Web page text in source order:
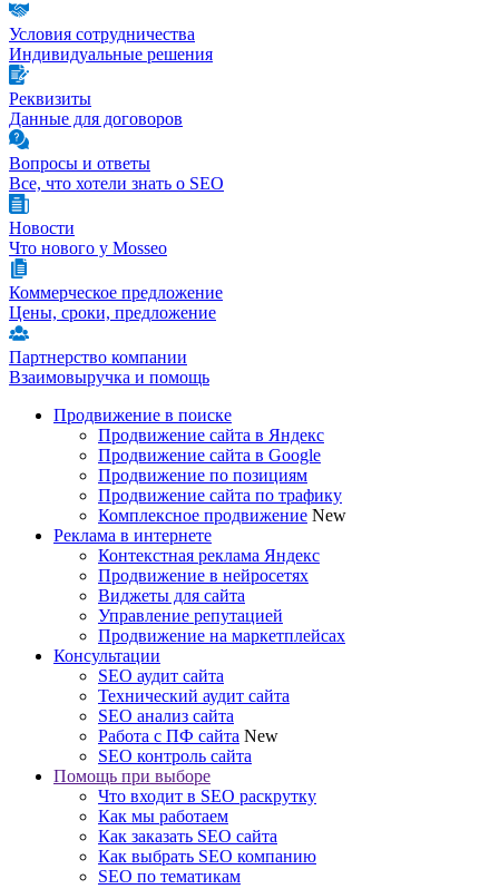
Условия сотрудничества
Индивидуальные решения
Реквизиты
Данные для договоров
Вопросы и ответы
Все, что хотели знать о SEO
Новости
Что нового у Mosseo
Коммерческое предложение
Цены, сроки, предложение
Партнерство компании
Взаимовыручка и помощь
Продвижение в поиске
Продвижение сайта в Яндекс
Продвижение сайта в Google
Продвижение по позициям
Продвижение сайта по трафику
Комплексное продвижение New
Реклама в интернете
Контекстная реклама Яндекс
Продвижение в нейросетях
Виджеты для сайта
Управление репутацией
Продвижение на маркетплейсах
Консультации
SEO аудит сайта
Технический аудит сайта
SEO анализ сайта
Работа с ПФ сайта New
SEO контроль сайта
Помощь при выборе
Что входит в SEO раскрутку
Как мы работаем
Как заказать SEO сайта
Как выбрать SEO компанию
SEO по тематикам